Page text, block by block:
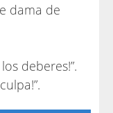
dama de
deberes!”.